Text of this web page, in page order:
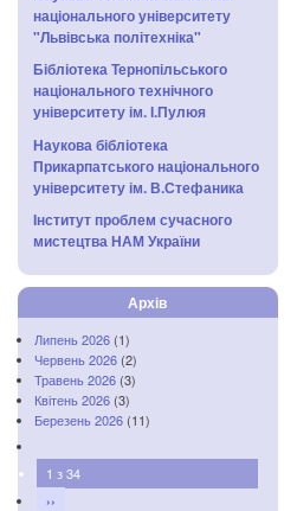
національного університету
"Львівська політехніка"
Бібліотека Тернопільського
національного технічного
університету ім. І.Пулюя
Наукова бібліотека
Прикарпатського національного
університету ім. В.Стефаника
Інститут проблем сучасного
мистецтва НАМ України
Архів
Липень 2026 (1)
Червень 2026 (2)
Травень 2026 (3)
Квітень 2026 (3)
Березень 2026 (11)
1 з 34
››